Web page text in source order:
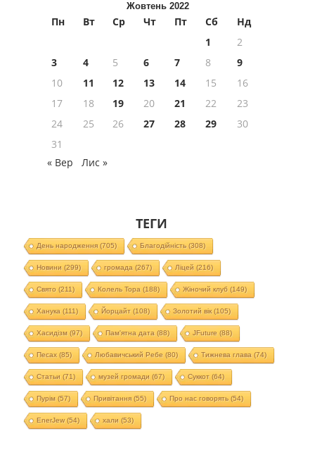
Жовтень 2022
Пн Вт Ср Чт Пт Сб
Нд
1
2
3
4 5 6 7 8
9
10
11 12 13 14 15
16
17
18 19 20 21 22
23
24
25 26 27 28 29
30
31
« Вер
Лис »
ТЕГИ
День народження(705) Благодійність(308)
Новини (299) громада (267) Ліцей (216)
Свято (211) Колель Тора (188) Жіночий клуб (149)
Ханука (111) Йорцайт (108) Золотий вік(105)
Хасидізм (97) Пам'ятна дата (88) JFuture (88)
Песах(85) Любавичський Ребе (80) Тижнева глава (74)
Статьи (71) музей громади (67) Суккот (64)
Пурім (57) Привітання(55) Про нас говорять(54)
EnerJew(54) хали (53)